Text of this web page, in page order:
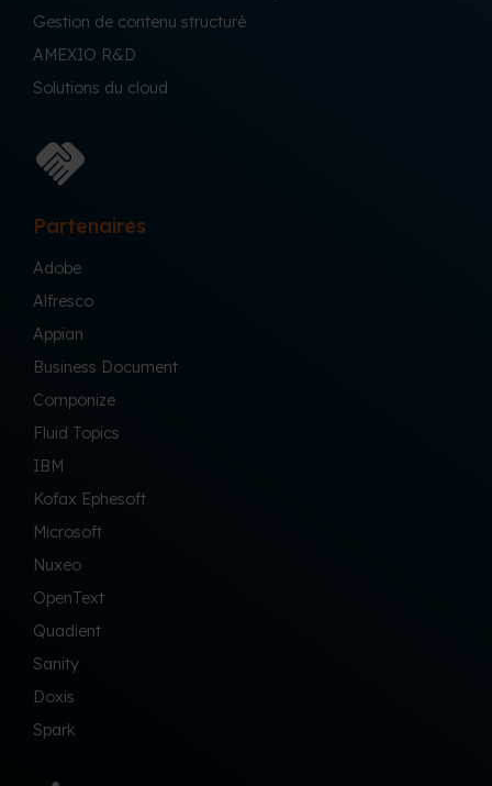
Gestion de contenu structuré
AMEXIO R&D
Solutions du cloud
Partenaires
Adobe
Alfresco
Appian
Business Document
Componize
Fluid Topics
IBM
Kofax Ephesoft
Microsoft
Nuxeo
OpenText
Quadient
Sanity
Doxis
Spark